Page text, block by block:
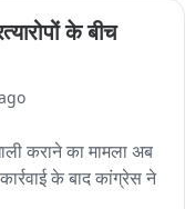
के बीच
कराने का मामला अब
के बाद कांग्रेस ने